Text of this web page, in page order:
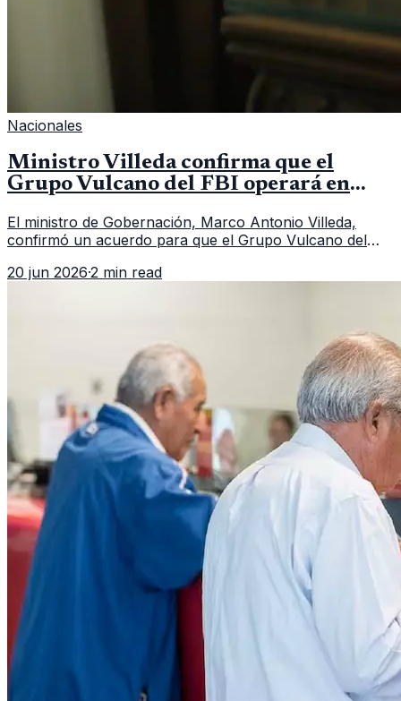
Nacionales
Ministro Villeda confirma que el
Grupo Vulcano del FBI operará en
El ministro de Gobernación, Marco Antonio Villeda,
confirmó un acuerdo para que el Grupo Vulcano del
fallido con la administración anterior del Ministerio
20 jun 2026·2 min read